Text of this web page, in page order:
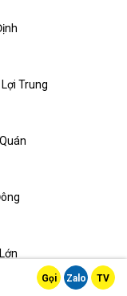
Trung
Gọi Zalo TV